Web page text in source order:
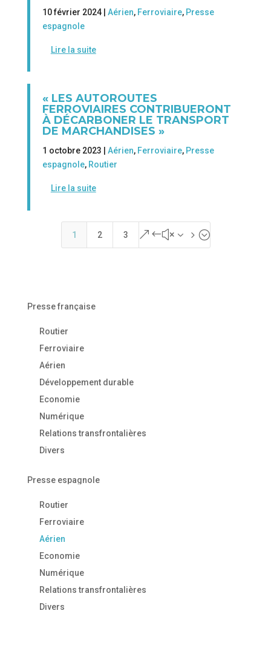
10 février 2024 | Aérien, Ferroviaire, Presse
espagnole
Lire la suite
« LES AUTOROUTES
FERROVIAIRES CONTRIBUERONT
À DÉCARBONER LE TRANSPORT
DE MARCHANDISES »
1 octobre 2023 | Aérien, Ferroviaire, Presse
espagnole, Routier
Lire la suite
1 2 3 &#x35;
Presse française
Routier
Ferroviaire
Aérien
Développement durable
Economie
Numérique
Relations transfrontalières
Divers
Presse espagnole
Routier
Ferroviaire
Aérien
Economie
Numérique
Relations transfrontalières
Divers